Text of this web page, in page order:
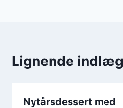
Lignende indlæg
Nytårsdessert med